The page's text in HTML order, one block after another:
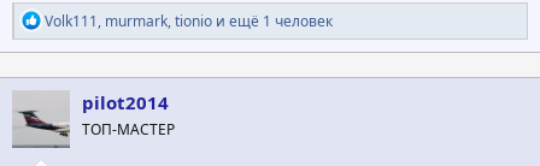
Р
е
а
к
ц
и
и
:
Volk111, murmark,tionio и ещё 1 человек
pilot2014
ТОП-МАСТЕР